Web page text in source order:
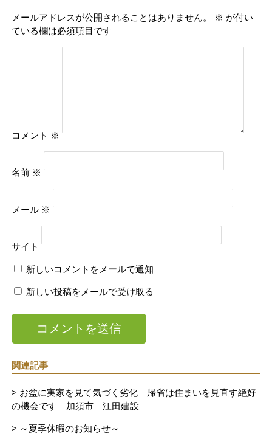
メールアドレスが公開されることはありません。 ※ が付い
ている欄は必須項目です
コメント ※
名前 ※
メール ※
サイト
新しいコメントをメールで通知
新しい投稿をメールで受け取る
関連記事
> お盆に実家を見て気づく劣化 帰省は住まいを見直す絶好
の機会です 加須市 江田建設
> ～夏季休暇のお知らせ～